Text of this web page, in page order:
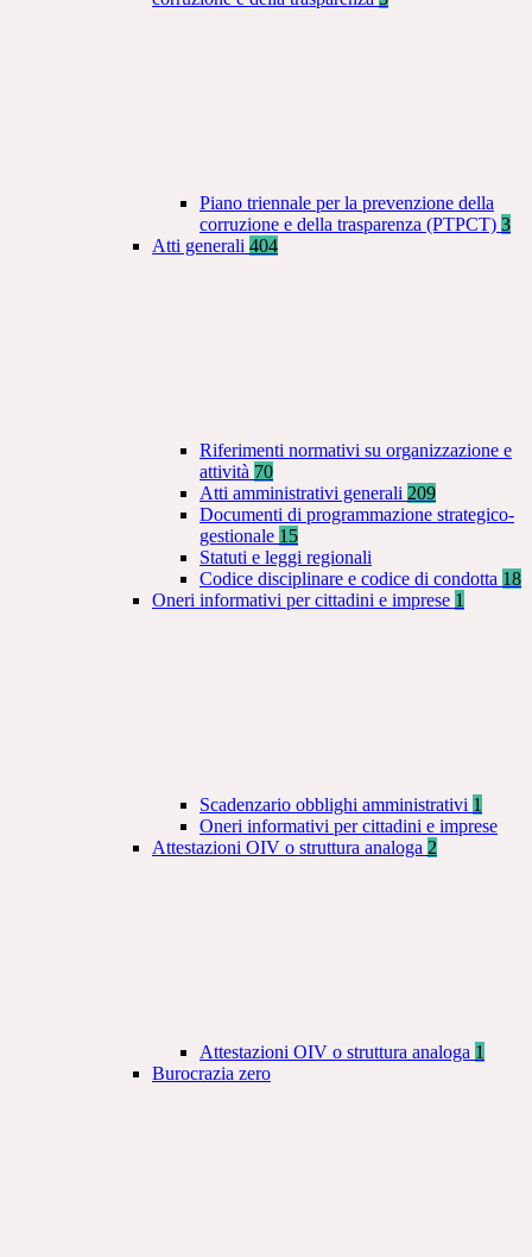
Piano triennale per la prevenzione della
corruzione e della trasparenza (PTPCT) 3
Atti generali 404
Riferimenti normativi su organizzazione e
attività 70
Atti amministrativi generali 209
Documenti di programmazione strategico-
gestionale 15
Statuti e leggi regionali
Codice disciplinare e codice di condotta 18
Oneri informativi per cittadini e imprese 1
Scadenzario obblighi amministrativi 1
Oneri informativi per cittadini e imprese
Attestazioni OIV o struttura analoga 2
Attestazioni OIV o struttura analoga 1
Burocrazia zero